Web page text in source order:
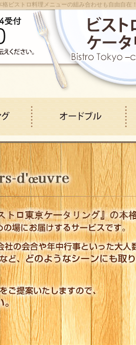
ビストロ料理メニューの組み合わせも自由自在！